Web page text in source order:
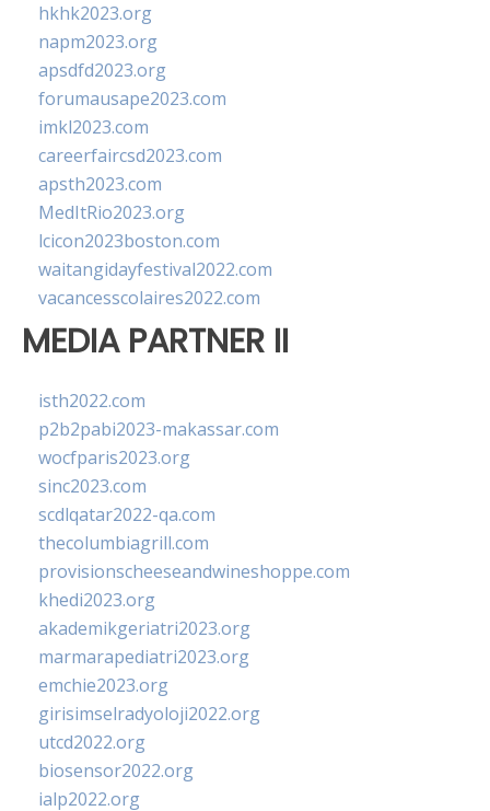
hkhk2023.org
napm2023.org
apsdfd2023.org
forumausape2023.com
imkl2023.com
careerfaircsd2023.com
apsth2023.com
MedItRio2023.org
lcicon2023boston.com
waitangidayfestival2022.com
vacancesscolaires2022.com
MEDIA PARTNER II
isth2022.com
p2b2pabi2023-makassar.com
wocfparis2023.org
sinc2023.com
scdlqatar2022-qa.com
thecolumbiagrill.com
provisionscheeseandwineshoppe.com
khedi2023.org
akademikgeriatri2023.org
marmarapediatri2023.org
emchie2023.org
girisimselradyoloji2022.org
utcd2022.org
biosensor2022.org
ialp2022.org